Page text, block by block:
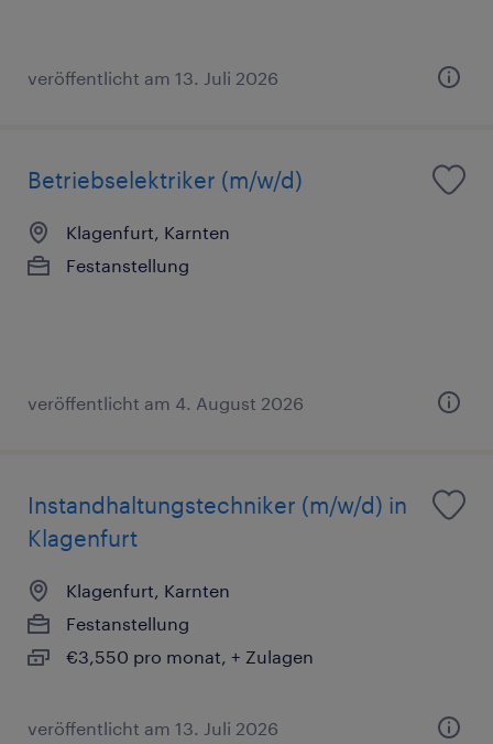
veröffentlicht am 13. Juli 2026
Betriebselektriker (m/w/d)
Klagenfurt, Karnten
Festanstellung
veröffentlicht am 4. August 2026
Instandhaltungstechniker (m/w/d) in
Klagenfurt
Klagenfurt, Karnten
Festanstellung
€3,550 pro monat, + Zulagen
veröffentlicht am 13. Juli 2026